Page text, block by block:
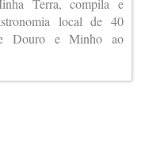
Terra, compila e
local de 40
Douro e Minho ao